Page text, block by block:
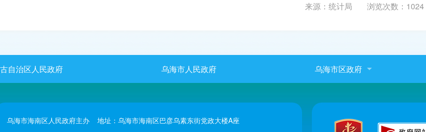
来源：统计局 浏览次数： 1024
自治区人民政府 乌海市人民政府 乌海市区政府
乌海市海南区人民政府主办 地址：乌海市海南区巴彦乌素东街党政大楼A座